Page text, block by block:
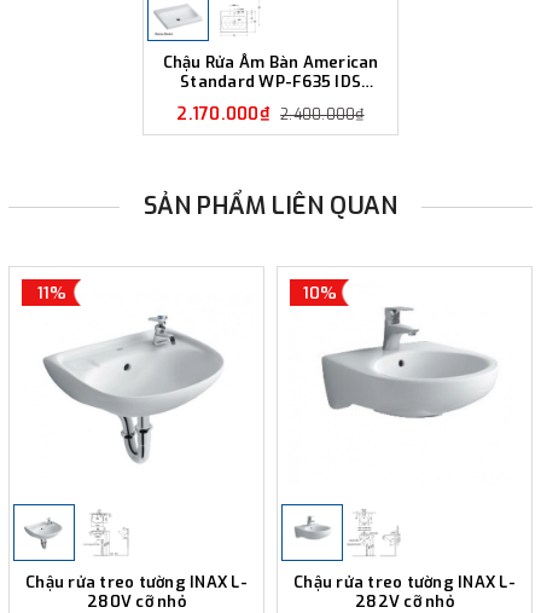
Chậu Rửa Âm Bàn American
Standard WP-F635 IDS
2.170.000₫ 2.400.000₫
SẢN PHẨM LIÊN QUAN
11%
Chậu rửa treo tường INAX L-
280V cỡ nhỏ
10%
Chậu rửa treo tường INAX L-
282V cỡ nhỏ